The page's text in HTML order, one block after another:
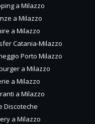
a Milazzo
a Milazzo
a Milazzo
Catania-Milazzo
Porto Milazzo
a Milazzo
a Milazzo
a Milazzo
Discoteche
a Milazzo